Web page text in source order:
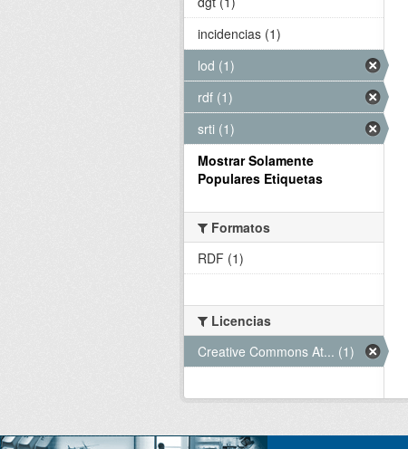
incidencias (1)
lod (1)
rdf (1)
srti (1)
Mostrar Solamente
Populares Etiquetas
Formatos
RDF (1)
Licencias
Creative Commons At... (1)